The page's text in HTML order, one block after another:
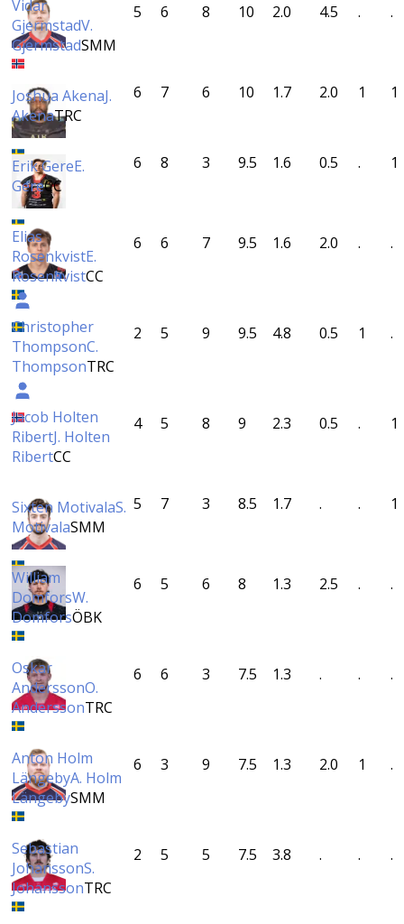
Vidar
GjermstadV.
GjermstadSMM
5 6 8 10 2.0 4.5 . .
Joshua AkenaJ.
AkenaTRC
6 7 6 10 1.7 2.0 1 1
Erik GereE.
GereCC
6 8 3 9.5 1.6 0.5 . 1
Elias
RosenkvistE.
RosenkvistCC
6 6 7 9.5 1.6 2.0 . .
Christopher
ThompsonC.
ThompsonTRC
2 5 9 9.5 4.8 0.5 1 .
Jacob Holten
RibertJ. Holten
RibertCC
4 5 8 9 2.3 0.5 . 1
Sixten MotivalaS.
MotivalaSMM
5 7 3 8.5 1.7 . . 1
William
DomforsW.
DomforsÖBK
6 5 6 8 1.3 2.5 . .
Oskar
AnderssonO.
AnderssonTRC
6 6 3 7.5 1.3 . . .
Anton Holm
LängebyA. Holm
LängebySMM
6 3 9 7.5 1.3 2.0 1 .
Sebastian
JohanssonS.
JohanssonTRC
2 5 5 7.5 3.8 . . .